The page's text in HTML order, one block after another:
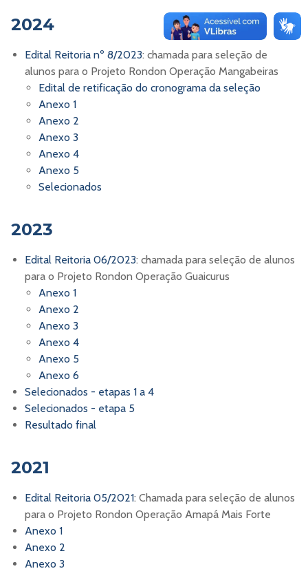
2024
Edital Reitoria nº 8/2023: chamada para seleção de
alunos para o Projeto Rondon Operação Mangabeiras
Edital de retificação do cronograma da seleção
Anexo 1
Anexo 2
Anexo 3
Anexo 4
Anexo 5
Selecionados
2023
Edital Reitoria 06/2023: chamada para seleção de alunos
para o Projeto Rondon Operação Guaicurus
Anexo 1
Anexo 2
Anexo 3
Anexo 4
Anexo 5
Anexo 6
Selecionados - etapas 1 a 4
Selecionados - etapa 5
Resultado final
2021
Edital Reitoria 05/2021: Chamada para seleção de alunos
para o Projeto Rondon Operação Amapá Mais Forte
Anexo 1
Anexo 2
Anexo 3